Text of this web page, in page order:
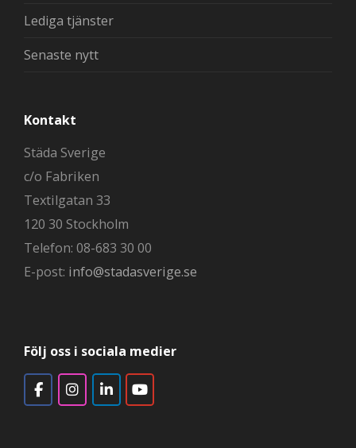
Lediga tjänster
Senaste nytt
Kontakt
Städa Sverige
c/o Fabriken
Textilgatan 33
120 30 Stockholm
Telefon: 08-683 30 00
E-post: info@stadasverige.se
Följ oss i sociala medier